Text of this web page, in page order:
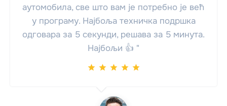
аутомобила, све што вам је потребно је већ
у програму. Најбоља техничка подршка
одговара за 5 секунди, решава за 5 минута.
Најбољи 👍 "